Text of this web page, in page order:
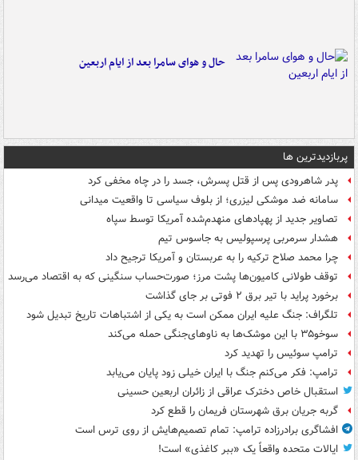
حال و هوای سامرا بعد از ایام اربعین
پربازدیدترین ها
پدر شاهرودی پس از قتل پسرش، جسد را در چاه مخفی کرد
سامانه ضد موشکی لیزری؛ از بلوف سیاسی تا واقعیت میدانی
تصاویر جدید از پهپادهای منهدم‌شده آمریکا توسط سپاه
هشدار سرمربی پرسپولیس به جاسوس تیم
چرا محمد صلاح ترکیه را به عربستان و آمریکا ترجیح داد
توقف طولانی کامیون‌ها پشت مرز؛ صورت‌حساب سنگینی که به اقتصاد می‌رسد
برخورد پراید با تیر برق ۲ فوتی بر جای گذاشت
تلگراف: جنگ علیه ایران ممکن است به یکی از اشتباهات تاریخ تبدیل شود
سوخو۳۵ با این موشک‌ها به ناوهای‌جنگی حمله می‌کند
ترامپ سوئیس را تهدید کرد
ترامپ: فکر می‌کنم جنگ با ایران خیلی زود پایان می‌یابد
استقبال خاص دخترک عراقی از زائران اربعین حسینی
گربه جریان برق شهرستان فریمان را قطع کرد
افشاگری برادرزاده ترامپ: تمام تصمیم‌هایش از روی ترس است
ایالات متحده واقعاً یک «ببر کاغذی» است!